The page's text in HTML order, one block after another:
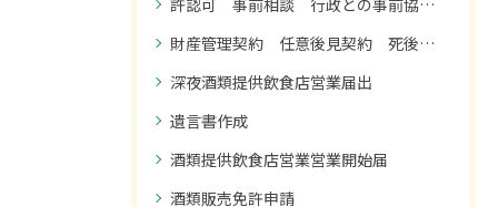
許認可 事前相談 行政との事前協議・調整
財産管理契約 任意後見契約 死後事務委任契約
深夜酒類提供飲食店営業届出
遺言書作成
酒類提供飲食店営業営業開始届
酒類販売免許申請